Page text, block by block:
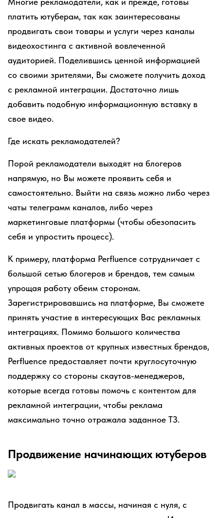
платить ютуберам, так как заинтересованы
продвигать свои товары и услуги через каналы
видеохостинга с активной вовлеченной
аудиторией. Поделившись ценной информацией
со своими зрителями, Вы сможете получить доход
с рекламной интеграции. Достаточно лишь
добавить подобную информационную вставку в
свое видео.
Где искать рекламодателей?
Порой рекламодатели выходят на блогеров
напрямую, но Вы можете проявить себя и
самостоятельно. Выйти на связь можно либо через
чаты телеграмм каналов, либо через
маркетинговые платформы (чтобы обезопасить
себя и упростить процесс).
К примеру, платформа Perfluence сотрудничает с
большой сетью блогеров и брендов, тем самым
упрощая работу обеим сторонам.
Зарегистрировавшись на платформе, Вы сможете
принять участие в интересующих Вас рекламных
интеграциях. Помимо большого количества
активных проектов от крупных известных брендов,
Perfluence предоставляет почти круглосуточную
поддержку со стороны скаутов-менеджеров,
которые всегда готовы помочь с контентом для
рекламной интеграции, чтобы реклама
максимально точно отражала заданное ТЗ.
Продвижение начинающих ютуберов
Продвигать канал в массы, начиная с нуля, с